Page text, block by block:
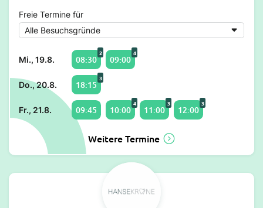
Freie Termine für
Mi., 19.8. 08:30
2
09:00
4
Do., 20.8. 18:15
3
Fr., 21.8. 09:45 10:00
4
11:00
3
12:00
3
Weitere Termine